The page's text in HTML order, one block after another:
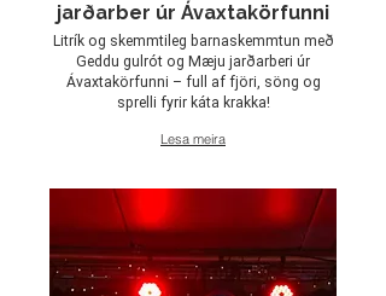
jarðarber úr Ávaxtakörfunni
Lesa meira
Litrík og skemmtileg barnaskemmtun með
Geddu gulrót og Mæju jarðarberi úr
Ávaxtakörfunni – full af fjöri, söng og
sprelli fyrir káta krakka!